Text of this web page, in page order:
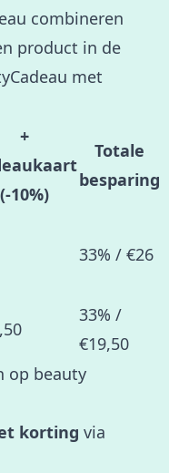
combineren
product in de
met
+
(-10%)
Totale
besparing
33% / €26
33% /
€19,50
op beauty
korting via